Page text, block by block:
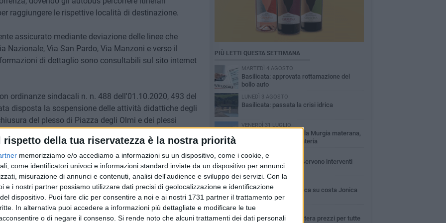
rispetto della tua riservatezza è la nostra priorità
memorizziamo e/o accediamo a informazioni su un dispositivo, come i cookie, e
come identificatori univoci e informazioni standard inviate da un dispositivo per annunci
misurazione di annunci e contenuti, analisi dell'audience e sviluppo dei servizi. Con la
e i nostri partner possiamo utilizzare dati precisi di geolocalizzazione e identificazione
dispositivo. Puoi fare clic per consentire a noi e ai nostri 1731 partner il trattamento per
In alternativa puoi accedere a informazioni più dettagliate e modificare le tue
o di negare il consenso. Si rende noto che alcuni trattamenti dei dati personali
raggiungere le rispettive località di destinazione.
assicurato mediante deviazione delle linee che
Nazionale, Via San Pardo, Via Manzoni e verso il
di dettaglio sono consultabili sul sito internet
ordinanze sindacali n. n. 488 dell'01.10.2020, 493 del
disposta la sospensione delle attività didattiche degli
del plesso di Piazza degli Olmi e dei plessi
è stato disposto l'anticipo dell'orario di uscita alle
strade interessate dal passaggio della carovana
sarà completamente chiuso per entrambe le
(sala stampa, giuria, sala conferenze ecc.).
del 9 ottobre, la cui partenza è prevista per le 13, le
ai veicoli dei Rioni Sassi già a partire dalle ore
degli atleti è previsto in Piazza S. Pietro Caveoso.
PIÙ LETTI QUESTA SETTIMANA
MARTEDÌ 4 AGOSTO
Basilicata: approvata rottamazione del
bollo auto
LUNEDÌ 3 AGOSTO
Basilicata: passata la crisi idrica
VENERDÌ 31 LUGLIO
Incendio nel Parco della Murgia materana,
salvati bosco e cementeria
VENERDÌ 31 LUGLIO
Erosione della costa: servono interventi
immediati
Guardia medica turistica su costa Jonica
SABATO 1 AGOSTO
Confcommercio: a Matera prezzi per tutte